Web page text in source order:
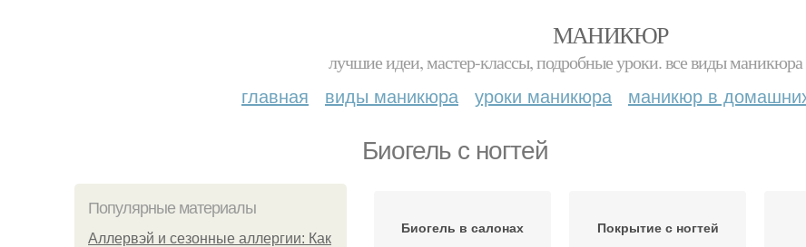
МАНИКЮР
лучшие идеи, мастер-классы, подробные уроки. все виды маникюра
главная виды маникюра уроки маникюра маникюр в
Биогель с ногтей
Популярные материалы
Аллервэй и сезонные аллергии: Как
Биогель в салонах Покрытие с ногтей